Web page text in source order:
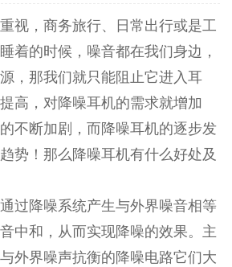
视，商务旅行、日常出行或是工
着的时候，噪音都在我们身边，
，那我们就只能阻止它进入耳
高，对降噪耳机的需求就增加
不断加剧，而降噪耳机的逐步发
势！那么降噪耳机有什么好处及
过降噪系统产生与外界噪音相等
中和，从而实现降噪的效果。主
外界噪声抗衡的降噪电路它们大